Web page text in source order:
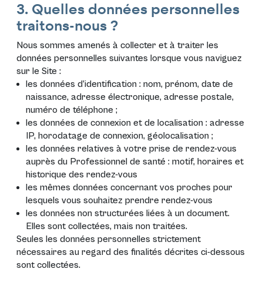
3. Quelles données personnelles
traitons-nous ?
Nous sommes amenés à collecter et à traiter les
données personnelles suivantes lorsque vous naviguez
sur le Site :
les données d’identification : nom, prénom, date de
naissance, adresse électronique, adresse postale,
numéro de téléphone ;
les données de connexion et de localisation : adresse
IP, horodatage de connexion, géolocalisation ;
les données relatives à votre prise de rendez-vous
auprès du Professionnel de santé : motif, horaires et
historique des rendez-vous
les mêmes données concernant vos proches pour
lesquels vous souhaitez prendre rendez-vous
les données non structurées liées à un document.
Elles sont collectées, mais non traitées.
Seules les données personnelles strictement
nécessaires au regard des finalités décrites ci-dessous
sont collectées.